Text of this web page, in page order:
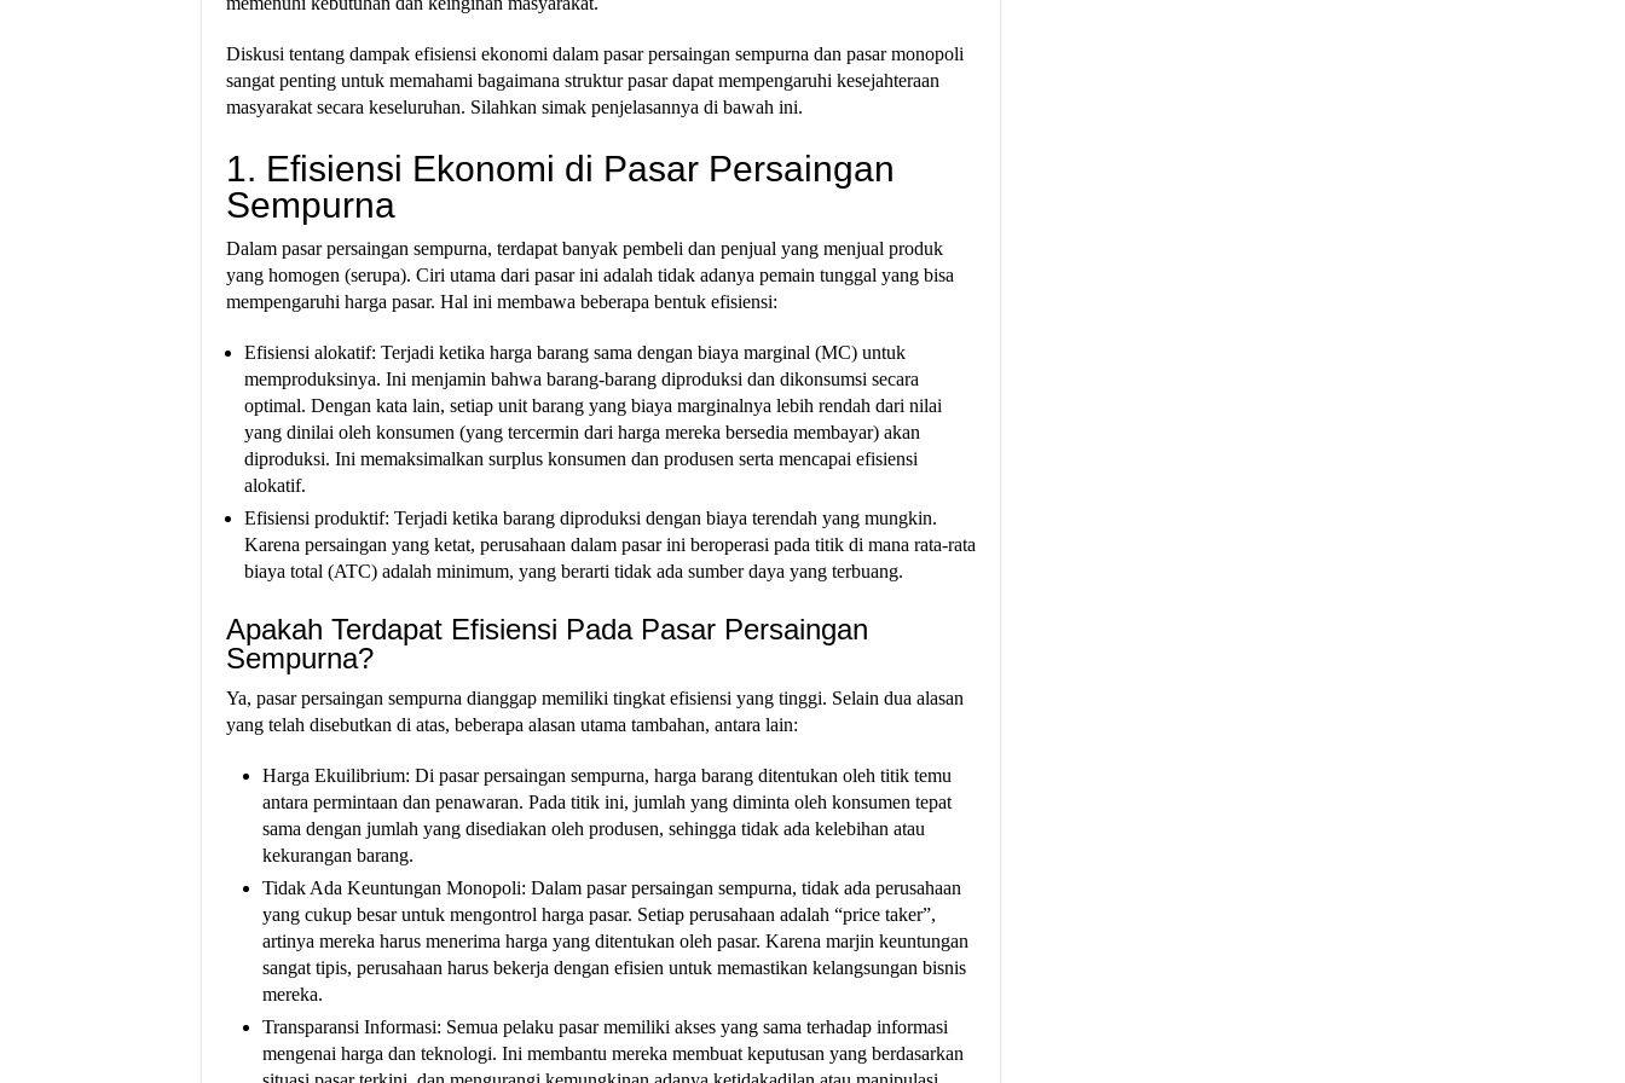
Diskusi tentang dampak efisiensi ekonomi dalam pasar persaingan sempurna dan pasar monopoli
sangat penting untuk memahami bagaimana struktur pasar dapat mempengaruhi kesejahteraan
masyarakat secara keseluruhan. Silahkan simak penjelasannya di bawah ini.
1. Efisiensi Ekonomi di Pasar Persaingan
Sempurna
Dalam pasar persaingan sempurna, terdapat banyak pembeli dan penjual yang menjual produk
yang homogen (serupa). Ciri utama dari pasar ini adalah tidak adanya pemain tunggal yang bisa
mempengaruhi harga pasar. Hal ini membawa beberapa bentuk efisiensi:
Efisiensi alokatif: Terjadi ketika harga barang sama dengan biaya marginal (MC) untuk
memproduksinya. Ini menjamin bahwa barang-barang diproduksi dan dikonsumsi secara
optimal. Dengan kata lain, setiap unit barang yang biaya marginalnya lebih rendah dari nilai
yang dinilai oleh konsumen (yang tercermin dari harga mereka bersedia membayar) akan
diproduksi. Ini memaksimalkan surplus konsumen dan produsen serta mencapai efisiensi
alokatif.
Efisiensi produktif: Terjadi ketika barang diproduksi dengan biaya terendah yang mungkin.
Karena persaingan yang ketat, perusahaan dalam pasar ini beroperasi pada titik di mana rata-rata
biaya total (ATC) adalah minimum, yang berarti tidak ada sumber daya yang terbuang.
Apakah Terdapat Efisiensi Pada Pasar Persaingan
Sempurna?
Ya, pasar persaingan sempurna dianggap memiliki tingkat efisiensi yang tinggi. Selain dua alasan
yang telah disebutkan di atas, beberapa alasan utama tambahan, antara lain:
Harga Ekuilibrium: Di pasar persaingan sempurna, harga barang ditentukan oleh titik temu
antara permintaan dan penawaran. Pada titik ini, jumlah yang diminta oleh konsumen tepat
sama dengan jumlah yang disediakan oleh produsen, sehingga tidak ada kelebihan atau
kekurangan barang.
Tidak Ada Keuntungan Monopoli: Dalam pasar persaingan sempurna, tidak ada perusahaan
yang cukup besar untuk mengontrol harga pasar. Setiap perusahaan adalah “price taker”,
artinya mereka harus menerima harga yang ditentukan oleh pasar. Karena marjin keuntungan
sangat tipis, perusahaan harus bekerja dengan efisien untuk memastikan kelangsungan bisnis
mereka.
Transparansi Informasi: Semua pelaku pasar memiliki akses yang sama terhadap informasi
mengenai harga dan teknologi. Ini membantu mereka membuat keputusan yang berdasarkan